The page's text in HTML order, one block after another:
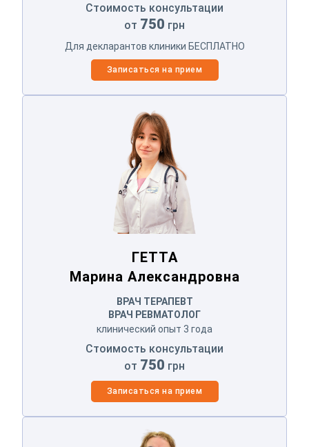
Стоимость консультации
от 750 грн
Для декларантов клиники БЕСПЛАТНО
Записаться на прием
ГЕТТА
Марина Александровна
ГЕТТА
Марина Александровна
ВРАЧ ТЕРАПЕВТ
ВРАЧ РЕВМАТОЛОГ
клинический опыт 3 года
Стоимость консультации
от 750 грн
Записаться на прием
БУРЕНЬКОВА